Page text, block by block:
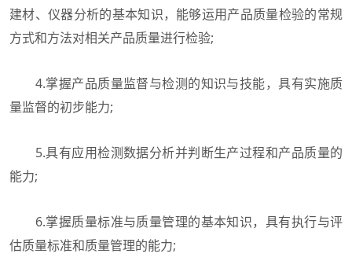
建材、仪器分析的基本知识，能够运用产品质量检验的常规
方式和方法对相关产品质量进行检验;
4.掌握产品质量监督与检测的知识与技能，具有实施质
量监督的初步能力;
5.具有应用检测数据分析并判断生产过程和产品质量的
能力;
6.掌握质量标准与质量管理的基本知识，具有执行与评
估质量标准和质量管理的能力;